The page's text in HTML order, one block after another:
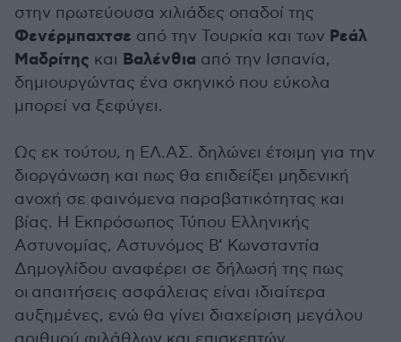
στην πρωτεύουσα χιλιάδες οπαδοί της
Φενέρμπαχτσε από την Τουρκία και των Ρεάλ
Μαδρίτης και Βαλένθια από την Ισπανία,
δημιουργώντας ένα σκηνικό που εύκολα
μπορεί να ξεφύγει.
Ως εκ τούτου, η ΕΛ.ΑΣ. δηλώνει έτοιμη για την
διοργάνωση και πως θα επιδείξει μηδενική
ανοχή σε φαινόμενα παραβατικότητας και
βίας. Η Εκπρόσωπος Τύπου Ελληνικής
Αστυνομίας, Αστυνόμος Β’ Κωνσταντία
Δημογλίδου αναφέρει σε δήλωσή της πως
οι απαιτήσεις ασφάλειας είναι ιδιαίτερα
αυξημένες, ενώ θα γίνει διαχείριση μεγάλου